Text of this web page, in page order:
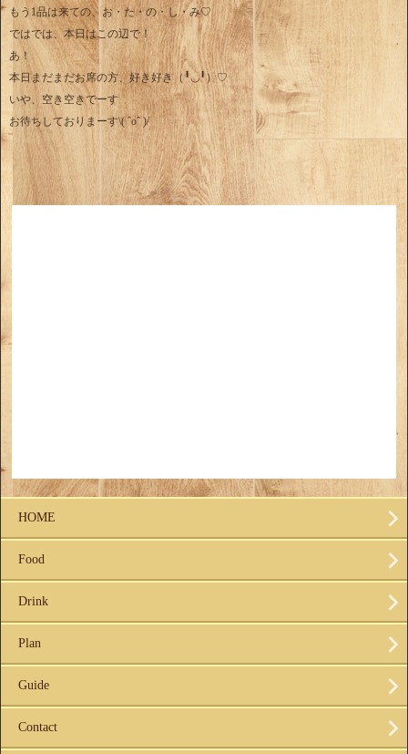
もう1品は来ての、お・た・の・し・み♡
ではでは、本日はこの辺で！
あ！
本日まだまだお席の方、好き好き（╹◡╹）♡
いや、空き空きでーす
お待ちしておりまーす\( ˆoˆ )/
HOME
Food
Drink
Plan
Guide
Contact